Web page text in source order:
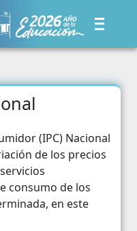
(IPC) Nacional
de los precios
consumo de los
en este